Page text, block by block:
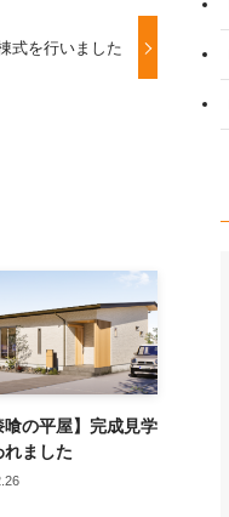
式を行いました
喰の平屋】完成見学
ました